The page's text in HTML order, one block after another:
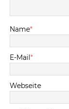
Name*
E-Mail *
Webseite